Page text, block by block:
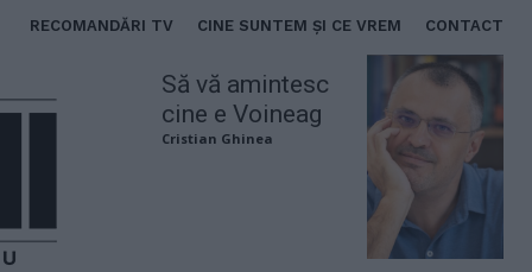
RECOMANDĂRI TV CINE SUNTEM ȘI CE VREM CONTACT
Să vă amintesc
cine e Voineag
Cristian Ghinea